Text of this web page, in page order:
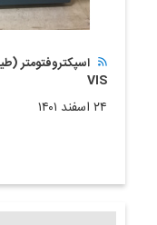
VIS
۲۴ اسفند ۱۴۰۱